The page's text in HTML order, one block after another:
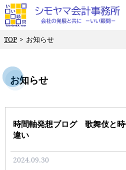
TOP お知らせ
お知らせ
時間軸発想ブログ 歌舞伎と
違い
2024.09.30